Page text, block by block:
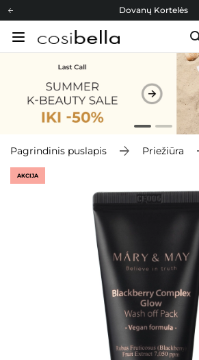
Dovanų Kortelės
Cosibella lojalumo
Dovanų Kortelės
Pagrindinis puslapis Priežiūra
AKCIJA